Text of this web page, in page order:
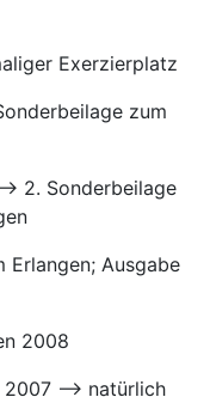
Exerzierplatz
zum
2. Sonderbeilage
Ausgabe
2008
2007 –> natürlich